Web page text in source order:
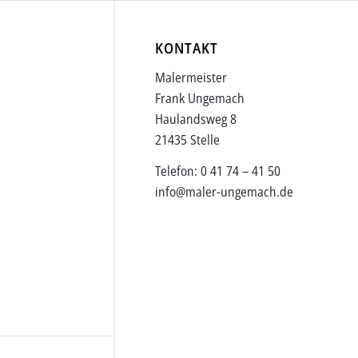
KONTAKT
Malermeister
Frank Ungemach
Haulandsweg 8
21435 Stelle
Telefon: 0 41 74 – 41 50
info@maler-ungemach.de